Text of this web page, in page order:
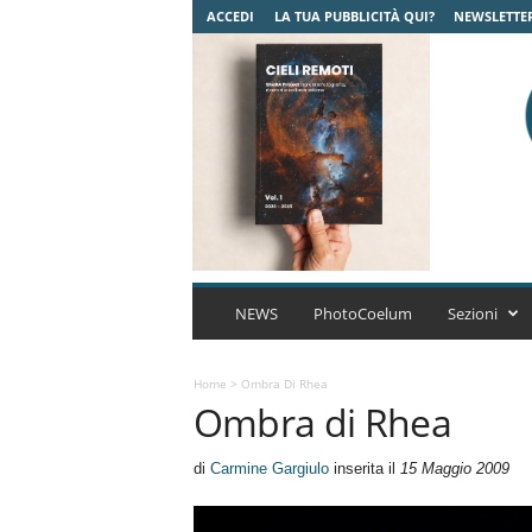
ACCEDI LA TUA PUBBLICITÀ QUI?
C
A
r
NEWS PhotoCoelum Sezioni
Home > Ombra Di Rhea
Ombra di Rhea
di Carmine Gargiuloinserita il 15 Maggio 2009